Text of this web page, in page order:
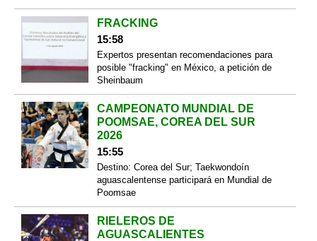
FRACKING
15:58
Expertos presentan recomendaciones para
posible "fracking" en México, a petición de
Sheinbaum
CAMPEONATO MUNDIAL DE
POOMSAE, COREA DEL SUR
2026
15:55
Destino: Corea del Sur; Taekwondoín
aguascalentense participará en Mundial de
Poomsae
RIELEROS DE
AGUASCALIENTES